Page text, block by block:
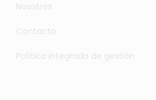
Nosotros
Contacto
Política integrada de gestión